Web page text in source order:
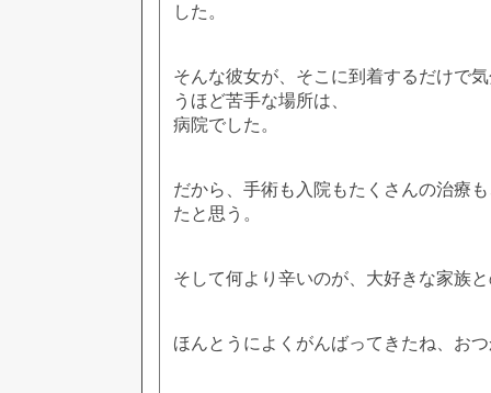
した。
そんな彼女が、そこに到着するだけで
うほど苦手な場所は、
病院でした。
だから、手術も入院もたくさんの治療
たと思う。
そして何より辛いのが、大好きな家族
ほんとうによくがんばってきたね、お